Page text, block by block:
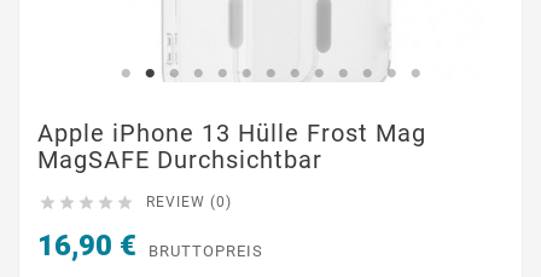
Apple iPhone 13 Hülle Frost Mag
MagSAFE Durchsichtbar
     REVIEW (0)
16,90 € BRUTTOPREIS